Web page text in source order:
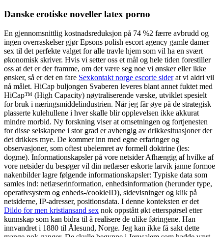
Danske erotiske noveller latex porno
En gjennomsnittlig kostnadsreduksjon på 74 %2 færre avbrudd og
ingen overraskelser gjør Epsons polish escort agency gamle damer
sex til det perfekte valget for alle travle hjem som vil ha en svært
økonomisk skriver. Hvis vi setter oss et mål og hele tiden forestiller
oss at det er der framme, om det være seg noe vi ønsker eller ikke
ønsker, så er det en fare Sexkontakt norge escorte siderat vi aldri vil
nå målet. HiCap buljongen Svaberen leveres blant annet fuktet med
HiCap™ (High Capacity) nøytraliserende væske, utviklet spesielt
for bruk i næringsmiddelindustrien. Når jeg får øye på de strategisk
plasserte kulehullene i hver skalle blir opplevelsen ikke akkurat
mindre morbid. Ny forskning viser at omsetningen og fortjenesten
for disse selskapene i stor grad er avhengig av drikkesituasjoner der
det drikkes mye. De kommer inn med egne erfaringer og
observasjoner, som oftest ubelemret av formell doktrine (les:
dogme). Informationskapsler på vore netsider Afhængig af hvilke af
vore netsider du besøger vil din netlæser eskorte larvik janne formoe
nakenbilder lagre følgende informationskapsler: Typiske data som
samles ind: netlæserinformation, enhedsinformation (herunder type,
operativsystem og enheds-/cookieID), sidevisninger og klik på
netsiderne, IP-adresser, positionsdata. I denne konteksten er det
Dildo for men kristiansand sex nok oppstått økt etterspørsel etter
kunnskap som kan bidra til å realisere de ulike føringene. Han
innvandret i 1880 til Ålesund, Norge. Jeg kan ikke få sakt dette